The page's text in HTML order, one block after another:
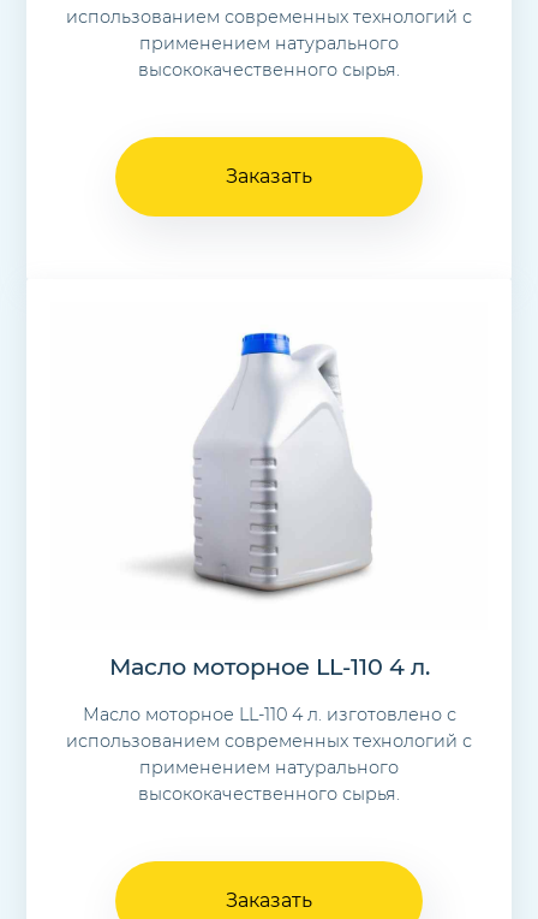
использованием современных технологий с
применением натурального
высококачественного сырья.
Заказать
Масло моторное LL-110 4 л.
Масло моторное LL-110 4 л. изготовлено с
использованием современных технологий с
применением натурального
высококачественного сырья.
Заказать